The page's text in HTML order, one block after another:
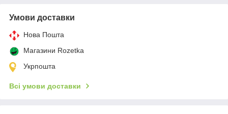
Умови доставки
Нова Пошта
Магазини Rozetka
Укрпошта
Всі умови доставки